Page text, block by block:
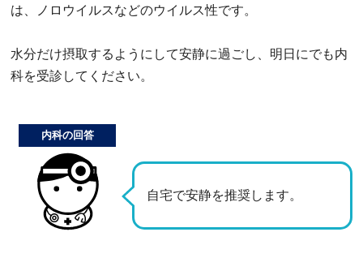
は、ノロウイルスなどのウイルス性です。
水分だけ摂取するようにして安静に過ごし、明日にでも内
科を受診してください。
自宅で安静を推奨します。
内科の回答